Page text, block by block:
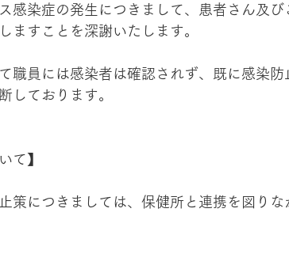
感染症の発生につきまして、患者さん及
ますことを深謝いたします。
職員には感染者は確認されず、既に感染
しております。
て】
策につきましては、保健所と連携を図り